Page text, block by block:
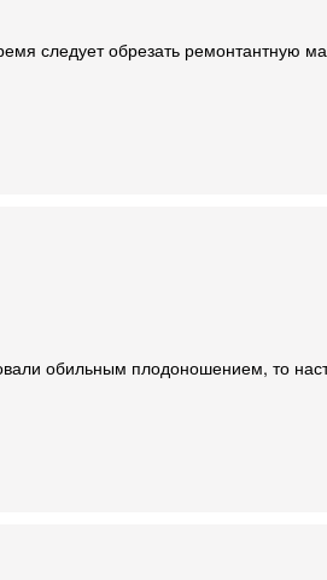
следует обрезать ремонтантную
обильным плодоношением, то